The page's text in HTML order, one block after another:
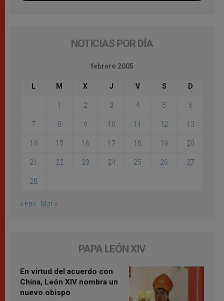
NOTICIAS POR DÍA
febrero 2005
L M X J V S D
1 2 3 4 5 6
7 8 9 10 11 12 13
14 15 16 17 18 19 20
21 22 23 24 25 26 27
28
« Ene Mar »
PAPA LEÓN XIV
En virtud del acuerdo con
China, León XIV nombra un
nuevo obispo